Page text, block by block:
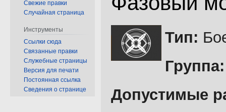
Перейти
навигации
Перейти
поиску
Тип:
Группа:
Допустимые
Свежие правки
Случайная страница
Инструменты
Ссылки сюда
Связанные правки
Служебные страницы
Версия для печати
Постоянная ссылка
Сведения о странице